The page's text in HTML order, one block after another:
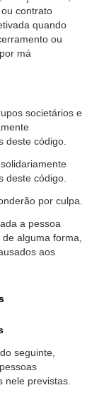
contrato
quando
ou
má
societários e
deste código.
deste código.
por culpa.
a pessoa
alguma forma,
aos
seguinte,
nele previstas.